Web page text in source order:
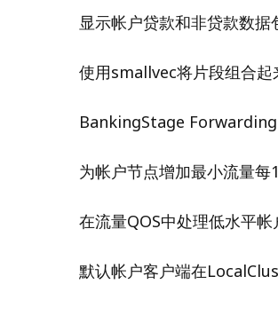
显示帐户贷款和非贷款数据
使用smallvec将片段组合
BankingStage
为帐户节点增加最小流量每
在流量QOS中处理低水平帐
默认帐户客户端在